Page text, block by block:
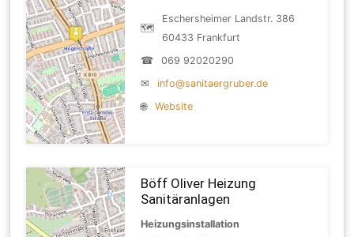
🗺
Eschersheimer Landstr. 386
60433 Frankfurt
☎
069 92020290
✉
info@sanitaergruber.de
🌐
Website
Böff Oliver Heizung
Sanitäranlagen
Heizungsinstallation